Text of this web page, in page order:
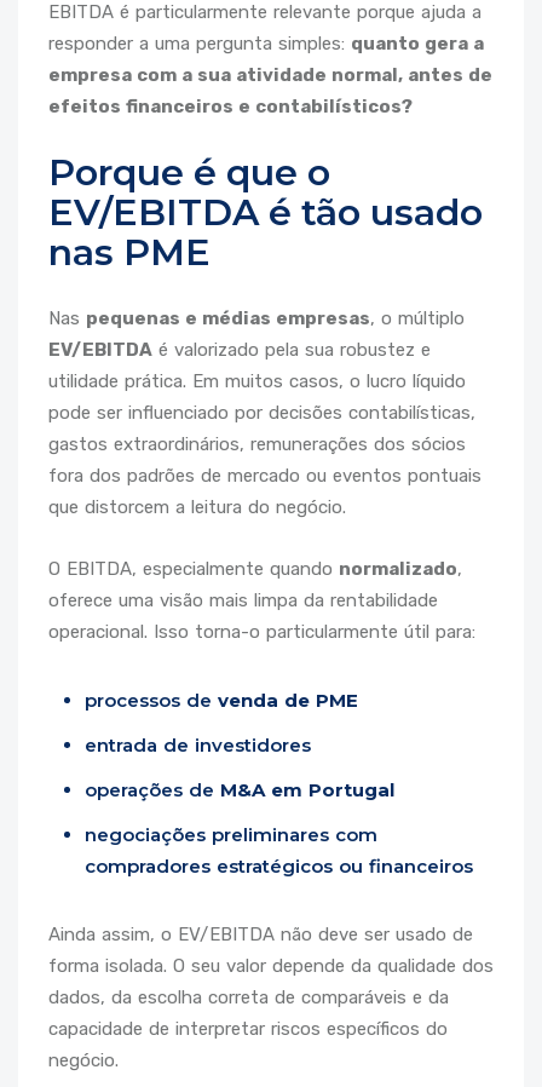
EBITDA é particularmente relevante porque ajuda a
responder a uma pergunta simples: quanto gera a
empresa com a sua atividade normal, antes de
efeitos financeiros e contabilísticos?
Porque é que o
EV/EBITDA é tão usado
nas PME
Nas pequenas e médias empresas, o múltiplo
EV/EBITDA é valorizado pela sua robustez e
utilidade prática. Em muitos casos, o lucro líquido
pode ser influenciado por decisões contabilísticas,
gastos extraordinários, remunerações dos sócios
fora dos padrões de mercado ou eventos pontuais
que distorcem a leitura do negócio.
O EBITDA, especialmente quando normalizado,
oferece uma visão mais limpa da rentabilidade
operacional. Isso torna-o particularmente útil para:
processos de venda de PME
entrada de investidores
operações de M&A em Portugal
negociações preliminares com
compradores estratégicos ou financeiros
Ainda assim, o EV/EBITDA não deve ser usado de
forma isolada. O seu valor depende da qualidade dos
dados, da escolha correta de comparáveis e da
capacidade de interpretar riscos específicos do
negócio.